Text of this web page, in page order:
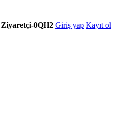
Ziyaretçi-0QH2 Giriş yap Kayıt ol